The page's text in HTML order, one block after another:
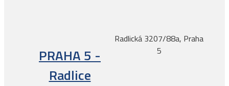
PRAHA 5 -
Radlice
Radlická 3207/88a, Praha
5